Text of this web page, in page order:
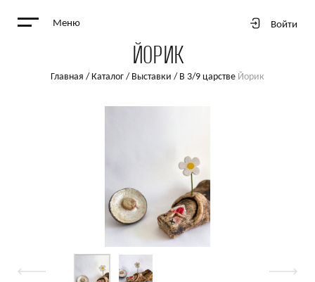
Меню Войти
ЙОРИК
Главная / Каталог / Выставки / В 3/9 царстве Йорик